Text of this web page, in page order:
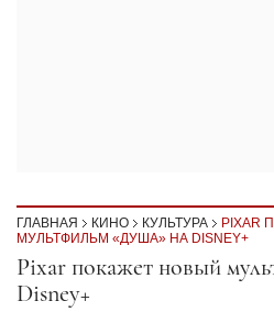
ГЛАВНАЯ КИНО КУЛЬТУРА
PIXAR
МУЛЬТФИЛЬМ «ДУША» НА DISNEY+
Секция статей
Pixar покажет новый
Disney+